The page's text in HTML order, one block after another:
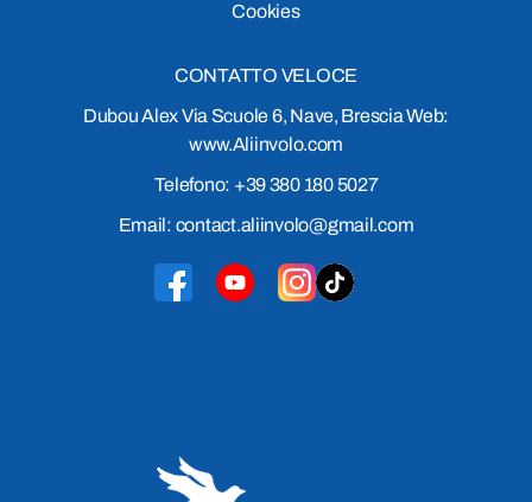
Cookies
CONTATTO VELOCE
Dubou Alex Via Scuole 6, Nave, Brescia Web:
www.Aliinvolo.com
Telefono: +39 380 180 5027
Email: contact.aliinvolo@gmail.com